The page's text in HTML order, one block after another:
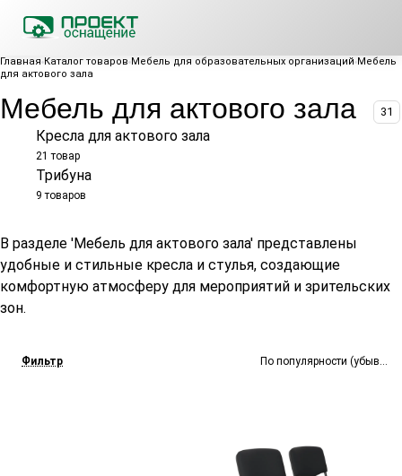
Главная Каталог товаров Мебель для образовательных организаций Мебель
для актового зала
Мебель для актового зала 31
Кресла для актового зала
21 товар
Трибуна
9 товаров
В разделе 'Мебель для актового зала' представлены
удобные и стильные кресла и стулья, создающие
комфортную атмосферу для мероприятий и зрительских
зон.
Фильтр По популярности